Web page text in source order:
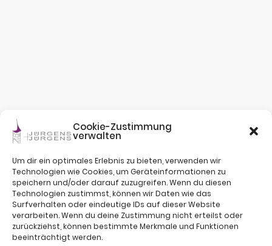
Cookie-Zustimmung
verwalten
Um dir ein optimales Erlebnis zu bieten, verwenden wir
Technologien wie Cookies, um Geräteinformationen zu
speichern und/oder darauf zuzugreifen. Wenn du diesen
Technologien zustimmst, können wir Daten wie das
Surfverhalten oder eindeutige IDs auf dieser Website
verarbeiten. Wenn du deine Zustimmung nicht erteilst oder
zurückziehst, können bestimmte Merkmale und Funktionen
beeinträchtigt werden.